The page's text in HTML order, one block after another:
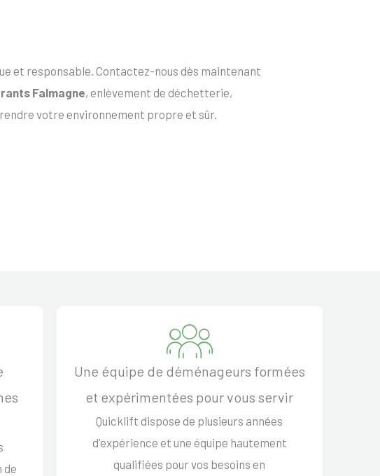
et responsable. Contactez-nous dès maintenant
Falmagne, enlèvement de déchetterie,
votre environnement propre et sûr.
de
Une équipe de déménageurs formées
et expérimentées pour vous servir
Quicklift dispose de plusieurs années
d'expérience et une équipe hautement
qualifiées pour vos besoins en